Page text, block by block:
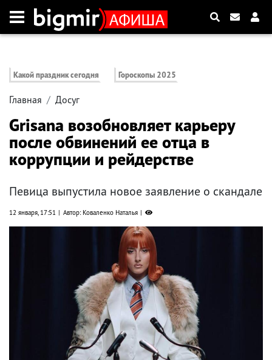
Какой праздник сегодня Гороскопы 2025
Главная Досуг
Grisana возобновляет карьеру
после обвинений ее отца в
коррупции и рейдерстве
Певица выпустила новое заявление о скандале
12 января, 17:51 Автор: Коваленко Наталья